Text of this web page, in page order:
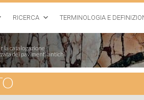
RICERCA TERMINOLOGIA E
la catalogazione
dei pavimenti antichi